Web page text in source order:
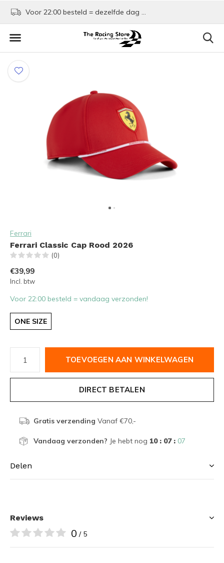
Voor 22:00 besteld = dezelfde dag verzonden!
Ferrari
Ferrari Classic Cap Rood 2026
(0)
€39,99
Incl. btw
Voor 22:00 besteld = vandaag verzonden!
ONE SIZE
TOEVOEGEN AAN WINKELWAGEN
DIRECT BETALEN
Gratis verzending Vanaf €70,-
Vandaag verzonden? Je hebt nog 10 : 07 : 07
Delen
Reviews
0 / 5